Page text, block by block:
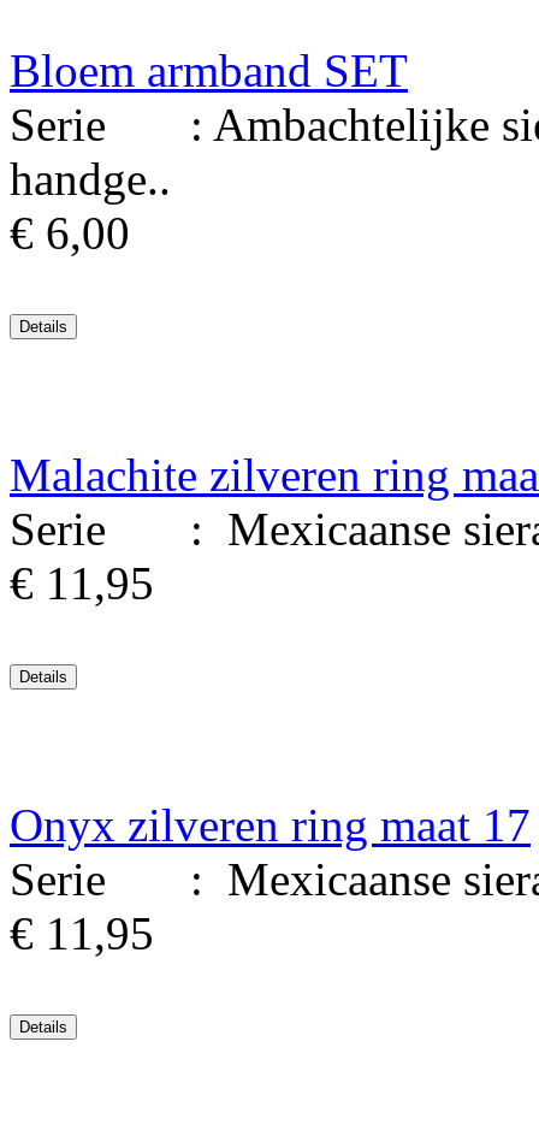
Bloem armband SET
Serie : Ambachtelijke
handge..
€ 6,00
Malachite zilveren ring
Serie : Mexicaanse
€ 11,95
Onyx zilveren ring maat 17
Serie : Mexicaanse
€ 11,95